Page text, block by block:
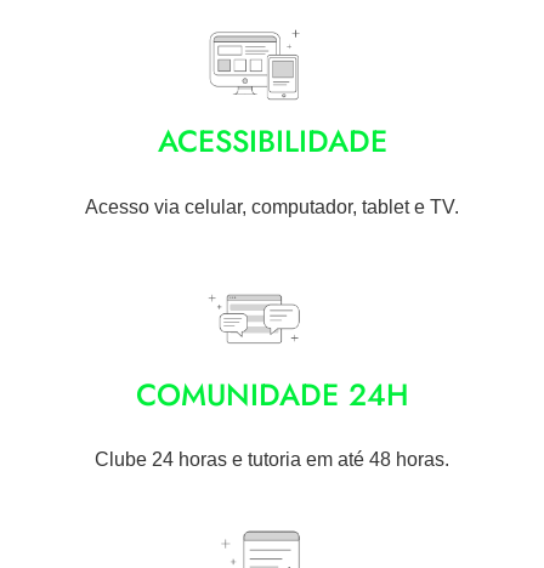
ACESSIBILIDADE
Acesso via celular, computador, tablet e TV.
COMUNIDADE 24H
Clube 24 horas e tutoria em até 48 horas.